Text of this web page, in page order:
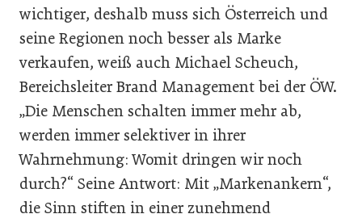
wichtiger, deshalb muss sich Österreich und
seine Regionen noch besser als Marke
verkaufen, weiß auch Michael Scheuch,
Bereichsleiter Brand Management bei der ÖW.
„Die Menschen schalten immer mehr ab,
werden immer selektiver in ihrer
Wahrnehmung: Womit dringen wir noch
durch?“ Seine Antwort: Mit „Markenankern“,
die Sinn stiften in einer zunehmend